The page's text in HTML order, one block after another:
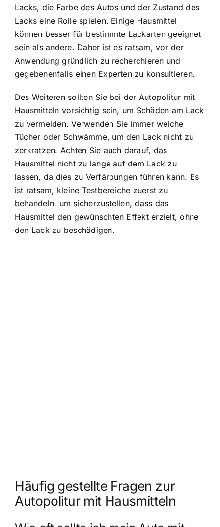
Lacks, die Farbe des Autos und der Zustand des
Lacks eine Rolle spielen. Einige Hausmittel
können besser für bestimmte Lackarten geeignet
sein als andere. Daher ist es ratsam, vor der
Anwendung gründlich zu recherchieren und
gegebenenfalls einen Experten zu konsultieren.
Des Weiteren sollten Sie bei der Autopolitur mit
Hausmitteln vorsichtig sein, um Schäden am Lack
zu vermeiden. Verwenden Sie immer weiche
Tücher oder Schwämme, um den Lack nicht zu
zerkratzen. Achten Sie auch darauf, das
Hausmittel nicht zu lange auf dem Lack zu
lassen, da dies zu Verfärbungen führen kann. Es
ist ratsam, kleine Testbereiche zuerst zu
behandeln, um sicherzustellen, dass das
Hausmittel den gewünschten Effekt erzielt, ohne
den Lack zu beschädigen.
Häufig gestellte Fragen zur
Autopolitur mit Hausmitteln